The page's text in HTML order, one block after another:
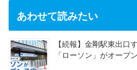
あわせて読みたい
【続報】金剛駅東出口
「ローソン」がオープ